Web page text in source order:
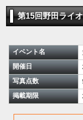
第15回野田ライ
イベント名
開催日
写真点数
掲載期限